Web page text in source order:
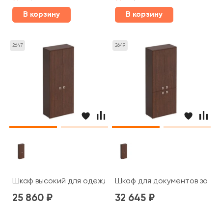
В корзину В корзину
2647
Шкаф высокий для одежды 90,2x44,2x221 Cosmo
25 860
2649
Шкаф для документов
32 645